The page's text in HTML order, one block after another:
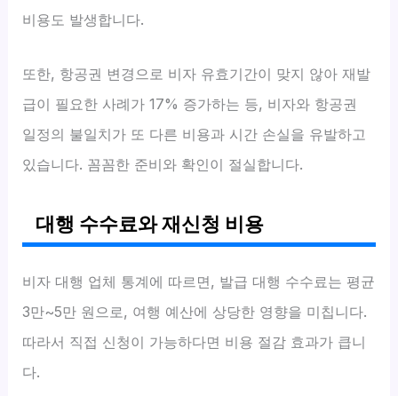
비용도 발생합니다.
또한, 항공권 변경으로 비자 유효기간이 맞지 않아 재발
급이 필요한 사례가 17% 증가하는 등, 비자와 항공권
일정의 불일치가 또 다른 비용과 시간 손실을 유발하고
있습니다. 꼼꼼한 준비와 확인이 절실합니다.
대행 수수료와 재신청 비용
비자 대행 업체 통계에 따르면, 발급 대행 수수료는 평균
3만~5만 원으로, 여행 예산에 상당한 영향을 미칩니다.
따라서 직접 신청이 가능하다면 비용 절감 효과가 큽니
다.